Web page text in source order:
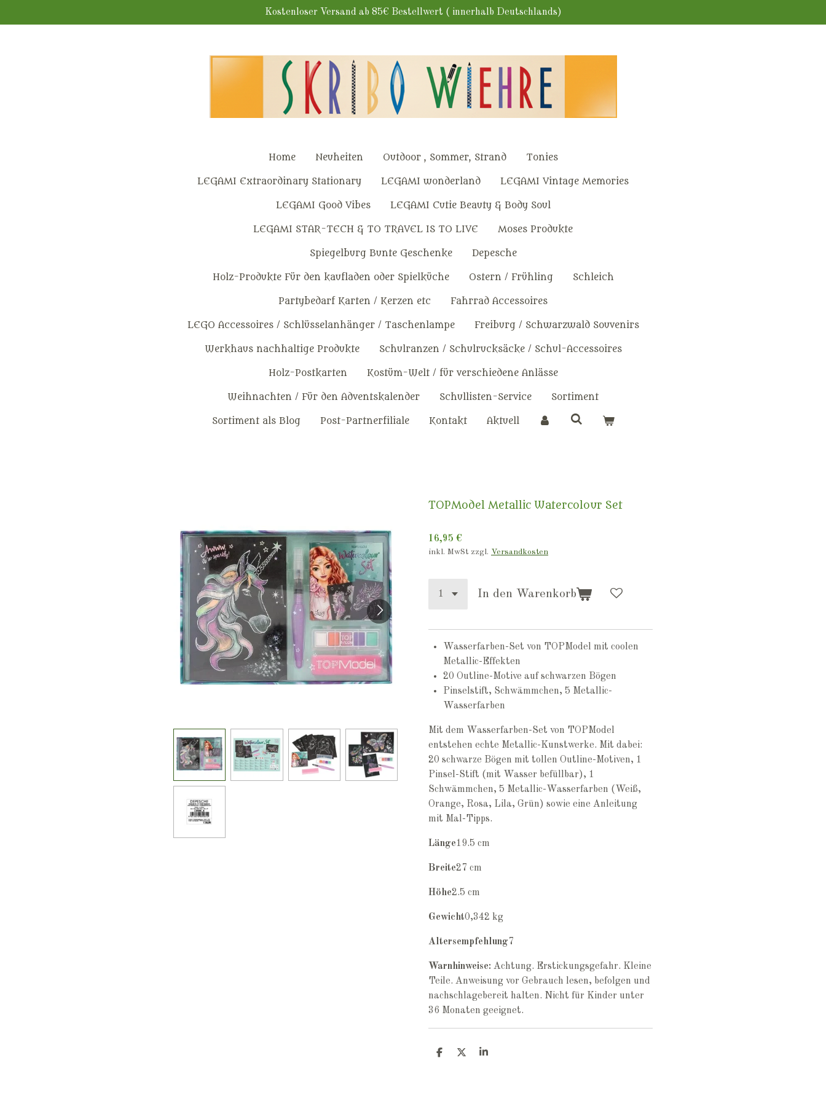
Hauptinhalt
Kostenloser Versand ab 85€ Bestellwert ( innerhalb Deutschlands)
Home Neuheiten Outdoor , Sommer, Strand Tonies
LEGAMI Extraordinary Stationary LEGAMI wonderland LEGAMI Vintage Memories
LEGAMI Good Vibes LEGAMI Cutie Beauty & Body Soul
LEGAMI STAR-TECH & TO TRAVEL IS TO LIVE Moses Produkte
Spiegelburg Bunte Geschenke Depesche
Holz-Produkte Für den kaufladen oder Spielküche Ostern / Frühling Schleich
Partybedarf Karten / Kerzen etc Fahrrad Accessoires
LEGO Accessoires / Schlüsselanhänger / Taschenlampe Freiburg / Schwarzwald Souvenirs
Werkhaus nachhaltige Produkte Schulranzen / Schulrucksäcke / Schul-Accessoires
Holz-Postkarten Kostüm-Welt / für verschiedene Anlässe
Weihnachten / Für den Adventskalender Schullisten-Service Sortiment
Sortiment als Blog Post-Partnerfiliale Kontakt Aktuell
TOPModel Metallic Watercolour Set
16,95 €
inkl. MwSt zzgl. Versandkosten
In den Warenkorb
Wasserfarben-Set von TOPModel mit coolen
Metallic-Effekten
20 Outline-Motive auf schwarzen Bögen
Pinselstift, Schwämmchen, 5 Metallic-
Wasserfarben
Mit dem Wasserfarben-Set von TOPModel
entstehen echte Metallic-Kunstwerke. Mit dabei:
20 schwarze Bögen mit tollen Outline-Motiven, 1
Pinsel-Stift (mit Wasser befüllbar), 1
Schwämmchen, 5 Metallic-Wasserfarben (Weiß,
Orange, Rosa, Lila, Grün) sowie eine Anleitung
mit Mal-Tipps.
Länge19.5 cm
Breite27 cm
Höhe2.5 cm
Gewicht0,342 kg
Altersempfehlung7
Warnhinweise: Achtung. Erstickungsgefahr. Kleine
Teile. Anweisung vor Gebrauch lesen, befolgen und
nachschlagebereit halten. Nicht für Kinder unter
36 Monaten geeignet.
T
T
T